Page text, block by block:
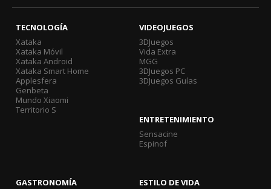
TECNOLOGÍA
Xataka
Xataka Móvil
Xataka Android
Xataka Smart Home
Applesfera
Genbeta
Mundo Xiaomi
Territorio S
VIDEOJUEGOS
3DJuegos
Vida Extra
MGG
3DJuegos PC
3DJuegos Guías
ENTRETENIMIENTO
Sensacine
Espinof
GASTRONOMÍA
ESTILO DE VIDA